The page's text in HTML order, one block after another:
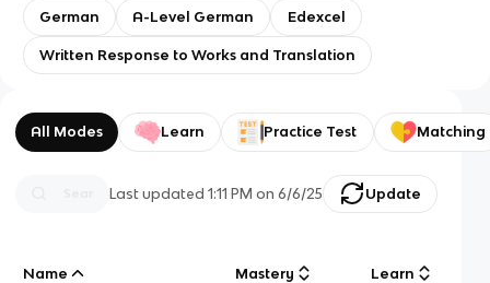
German A-Level German Edexcel
Written Response to Works and Translation
All Modes Learn Practice Test Matching
Last updated1:11 PM on 6/6/25 Update
Name Mastery Learn